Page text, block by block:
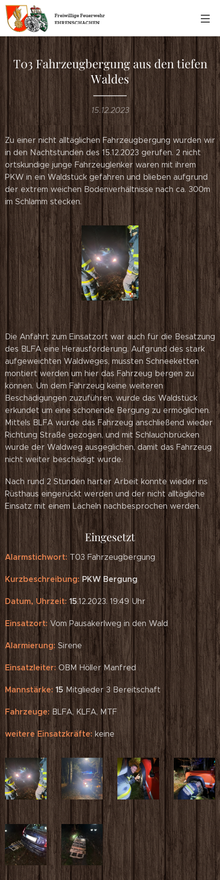
FreiwilligeFeuerwehr
EHRENSCHACHEN
T03 Fahrzeugbergung aus den tiefen
Waldes
15.12.2023
Zu einer nicht alltäglichen Fahrzeugbergung wurden wir
in den Nachtstunden des 15.12.2023 gerufen. 2 nicht
ortskundige junge Fahrzeuglenker waren mit ihrem
PKW in ein Waldstück gefahren und blieben aufgrund
der extrem weichen Bodenverhältnisse nach ca. 300m
im Schlamm stecken.
Die Anfahrt zum Einsatzort war auch für die Besatzung
des BLFA eine Herausforderung. Aufgrund des stark
aufgeweichten Waldweges, mussten Schneeketten
montiert werden um hier das Fahrzeug bergen zu
können. Um dem Fahrzeug keine weiteren
Beschädigungen zuzuführen, wurde das Waldstück
erkundet um eine schonende Bergung zu ermöglichen.
Mittels BLFA wurde das Fahrzeug anschließend wieder
Richtung Straße gezogen, und mit Schlauchbrücken
wurde der Waldweg ausgeglichen, damit das Fahrzeug
nicht weiter beschädigt wurde.
Nach rund 2 Stunden harter Arbeit konnte wieder ins
Rüsthaus eingerückt werden und der nicht alltägliche
Einsatz mit einem Lächeln nachbesprochen werden.
Eingesetzt
Alarmstichwort:T03 Fahrzeugbergung
Kurzbeschreibung: PKW Bergung
Datum, Uhrzeit:15.12.2023. 19:49 Uhr
Einsatzort:Vom Pausakerlweg in den Wald
Alarmierung: Sirene
Einsatzleiter: OBM Höller Manfred
Mannstärke:15 Mitglieder 3 Bereitschaft
Fahrzeuge: BLFA, KLFA, MTF
weitere Einsatzkräfte: keine